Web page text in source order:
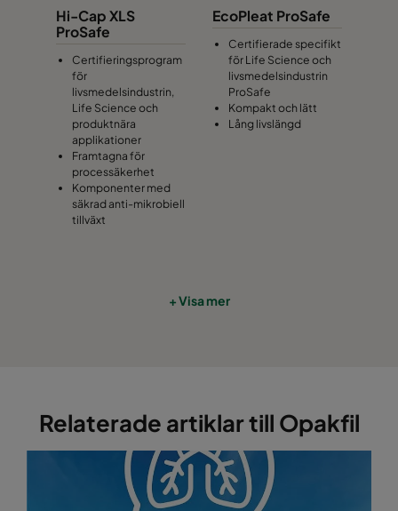
Hi-Cap XLS
ProSafe
Certifieringsprogram
för
livsmedelsindustrin,
Life Science och
produktnära
applikationer
Framtagna för
processäkerhet
Komponenter med
säkrad anti-mikrobiell
tillväxt
EcoPleat ProSafe
Certifierade specifikt
för Life Science och
livsmedelsindustrin
ProSafe
Kompakt och lätt
Lång livslängd
+ Visa mer
Relaterade artiklar till Opakfil